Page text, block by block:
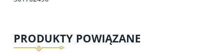
PRODUKTY POWIĄZANE